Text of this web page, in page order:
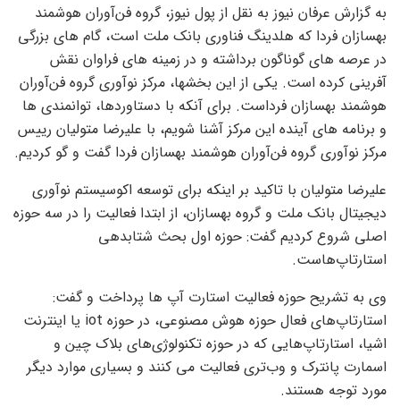
به گزارش عرفان نیوز به نقل از پول نیوز، گروه فن‌آوران هوشمند
بهسازان فردا که هلدینگ فناوری بانک ملت است، گام های بزرگی
در عرصه های گوناگون برداشته و در زمینه های فراوان نقش
آفرینی کرده است. یکی از این بخشها، مرکز نوآوری گروه فن‌آوران
هوشمند بهسازان فرداست. برای آنکه با دستاوردها، توانمندی ها
و برنامه های آینده این مرکز آشنا شویم، با علیرضا متولیان رییس
مرکز نوآوری گروه فن‌آوران هوشمند بهسازان فردا گفت و گو کردیم.
علیرضا متولیان با تاکید بر اینکه برای توسعه اکوسیستم نوآوری
دیجیتال بانک ملت و گروه بهسازان، از ابتدا فعالیت را در سه حوزه
اصلی شروع کردیم گفت: حوزه اول بحث شتابدهی
استارتاپ‌هاست.
وی به تشریح حوزه فعالیت استارت آپ ها پرداخت و گفت:
استارتاپ‌های فعال حوزه هوش مصنوعی، در حوزه iot یا اینترنت
اشیا، استارتاپ‌هایی که در حوزه تکنولوژی‌های بلاک چین و
اسمارت پانترک و وب‌تری فعالیت می کنند و بسیاری موارد دیگر
مورد توجه هستند.